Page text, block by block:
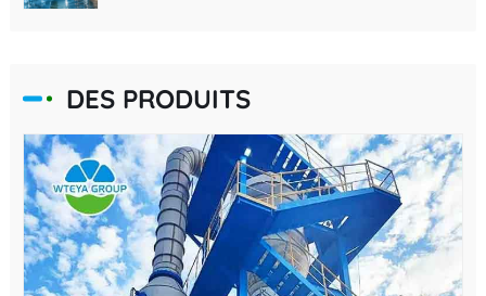
DES PRODUITS